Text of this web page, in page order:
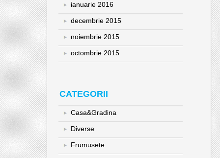
ianuarie 2016
decembrie 2015
noiembrie 2015
octombrie 2015
CATEGORII
Casa&Gradina
Diverse
Frumusete